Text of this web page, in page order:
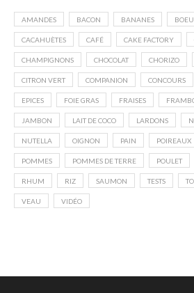
AMANDES BACON BANANES
CACAHUÈTES CAFÉ CAKE FACTORY
CHAMPIGNONS CHOCOLAT CHORIZO
CITRON VERT COMPANION CONCOURS
EPICES FOIE GRAS FRAISES
JAMBON LAIT DE COCO LARDONS
NUTELLA OIGNON PAIN POIREAUX
POMMES POMMES DE TERRE POULET
RHUM RIZ SAUMON TESTS
VEAU VIDÉO